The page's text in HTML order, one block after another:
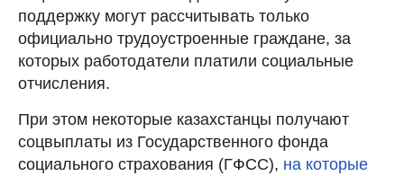
поддержку могут рассчитывать только
официально трудоустроенные граждане, за
которых работодатели платили социальные
отчисления.
При этом некоторые казахстанцы получают
соцвыплаты из Государственного фонда
социального страхования (ГФСС), на которые